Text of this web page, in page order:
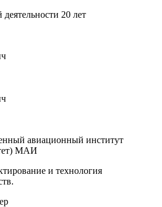
20 лет
авиационный институт
МАИ
и технология